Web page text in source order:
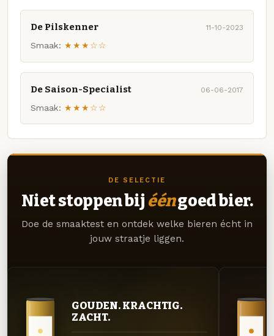
De Pilskenner 11-10-2023
Smaak: ★★★☆☆
De Saison-Specialist 06-06-2017
Smaak: ★★★☆☆
DE SELECTIE
Niet stoppen bij ééngoed bier.
Doe de smaaktest en ontdek welke bieren écht in
jouw straatje liggen.
GOUDEN. KRACHTIG.
ZACHT.